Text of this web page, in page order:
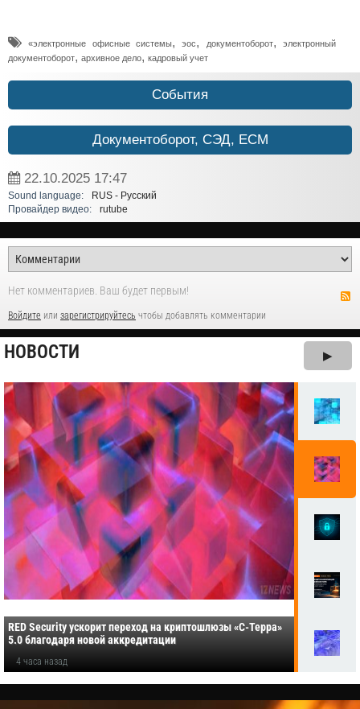
«электронные офисные системы,эос, документоборот,электронный
документоборот, архивное дело, кадровый учет
События
Документоборот, СЭД, ECM
22.10.2025 17:47
Sound language:
RUS - Русский
Провайдер видео:
rutube
Нет комментариев. Ваш будет первым!
Войдите или зарегистрируйтесь чтобы добавлять комментарии
НОВОСТИ ▶
RED Security ускорит переход на криптошлюзы «С-Терра»
5.0 благодаря новой аккредитации
4 часа назад